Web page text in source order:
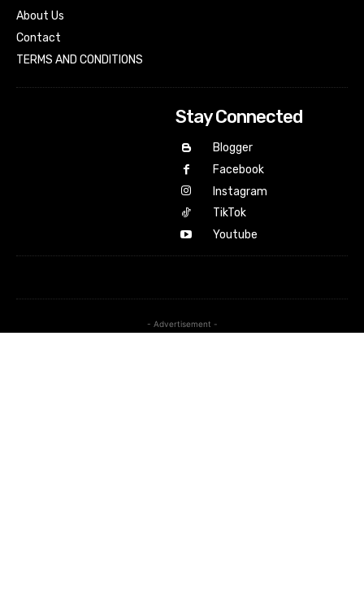
About Us
Contact
TERMS AND CONDITIONS
Stay Connected
Blogger
Facebook
Instagram
TikTok
Youtube
- Advertisement -